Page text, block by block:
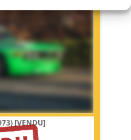
[VENDU]